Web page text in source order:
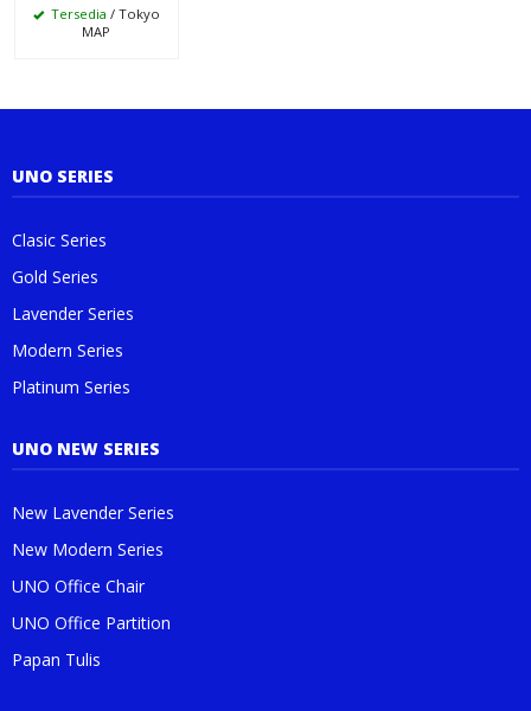
Tersedia / Tokyo
MAP
UNO SERIES
Clasic Series
Gold Series
Lavender Series
Modern Series
Platinum Series
UNO NEW SERIES
New Lavender Series
New Modern Series
UNO Office Chair
UNO Office Partition
Papan Tulis